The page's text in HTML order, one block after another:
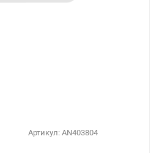
Артикул: AN403804